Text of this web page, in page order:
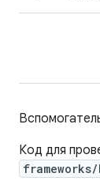
Код для